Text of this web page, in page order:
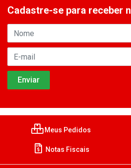
Cadastre-se para receber
Meus Pedidos
Notas Fiscais